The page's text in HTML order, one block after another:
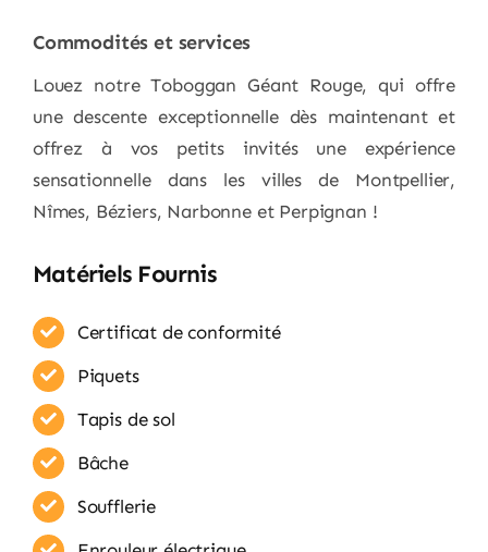
Commodités et services
Louez notre Toboggan Géant Rouge, qui offre
une descente exceptionnelle dès maintenant et
offrez à vos petits invités une expérience
sensationnelle dans les villes de Montpellier,
Nîmes, Béziers, Narbonne et Perpignan !
Matériels Fournis
Certificat de conformité
Piquets
Tapis de sol
Bâche
Soufflerie